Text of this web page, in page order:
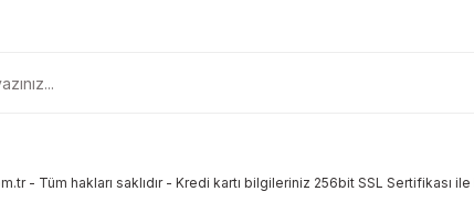
- Tüm hakları saklıdır - Kredi kartı bilgileriniz 256bit SSL Sertifikası ile